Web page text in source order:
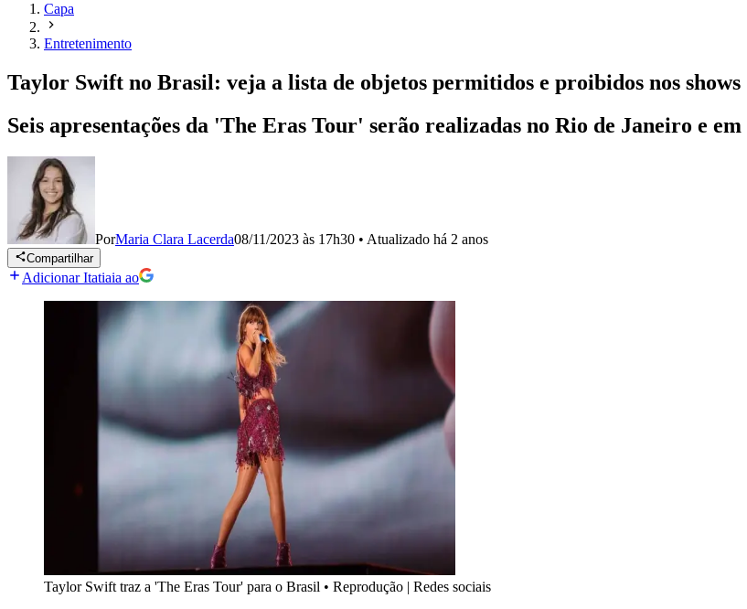
Capa
Entretenimento
Taylor Swift no Brasil: veja a lista de objetos permitidos e proibidos nos shows
Seis apresentações da 'The Eras Tour' serão realizadas no Rio de Janeiro e
PorMaria Clara Lacerda08/11/2023 às 17h30 • Atualizado há 2 anos
Compartilhar
Adicionar Itatiaia ao
Taylor Swift traz a 'The Eras Tour' para o Brasil • Reprodução | Redes sociais